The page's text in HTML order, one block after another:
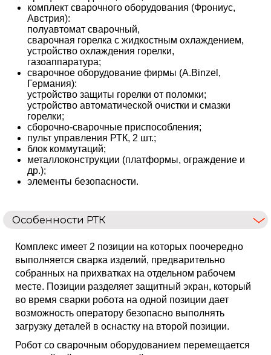
комплект сварочного оборудования (Фрониус,
Австрия):
полуавтомат сварочный,
сварочная горелка с жидкостным охлаждением,
устройство охлаждения горелки,
газоаппаратура;
сварочное оборудование фирмы (A.Binzel,
Германия):
устройство защиты горелки от поломки;
устройство автоматической очистки и смазки
горелки;
сборочно-сварочные приспособления;
пульт управления РТК, 2 шт.;
блок коммутаций;
металлоконструкции (платформы, ограждение и
др.);
элементы безопасности.
Особенности РТК
Комплекс имеет 2 позиции на которых поочередно
выполняется сварка изделий, предварительно
собранных на прихватках на отдельном рабочем
месте. Позиции разделяет защитный экран, который
во время сварки робота на одной позиции дает
возможность оператору безопасно выполнять
загрузку деталей в оснастку на второй позиции.
Робот со сварочным оборудованием перемещается